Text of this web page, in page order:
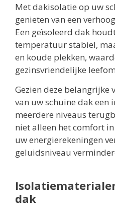
Met dakisolatie op uw
genieten van een
Een geïsoleerd dak
temperatuur stabiel,
en koude plekken,
gezinsvriendelijke
Gezien deze belangrijke
van uw schuine dak een
meerdere niveaus
niet alleen het comfort
uw energierekeningen
geluidsniveau
dak